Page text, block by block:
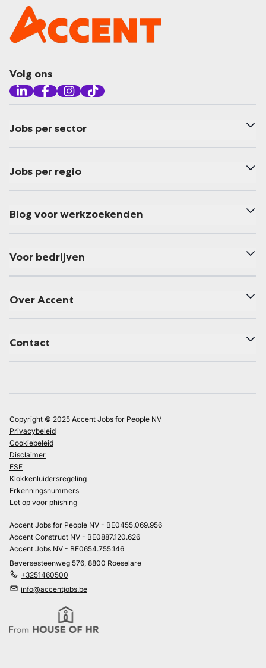
Volg ons
Jobs per sector
Jobs per regio
Blog voor werkzoekenden
Voor bedrijven
Over Accent
Contact
Copyright © 2025 Accent Jobs for People NV
Privacybeleid
Cookiebeleid
Disclaimer
ESF
Klokkenluidersregeling
Erkenningsnummers
Let op voor phishing
Accent Jobs for People NV - BE0455.069.956
Accent Construct NV - BE0887.120.626
Accent Jobs NV - BE0654.755.146
Beversesteenweg 576, 8800 Roeselare
+3251460500
info@accentjobs.be